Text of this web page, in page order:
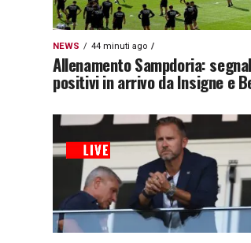
NEWS 44 minuti ago
Allenamento Sampdoria:
positivi in arrivo da Insigne e